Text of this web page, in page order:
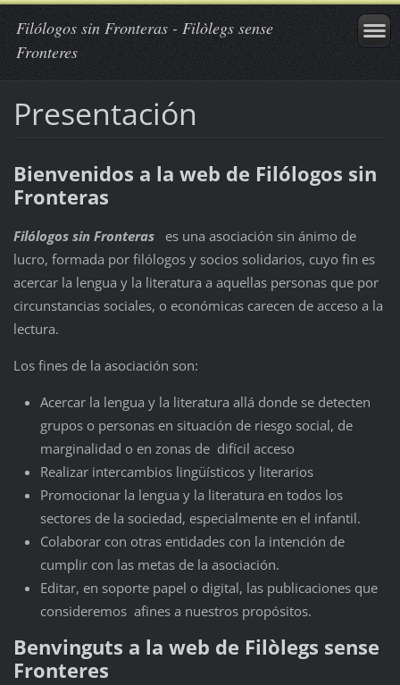
Filólogos sin Fronteras - Filòlegs sense
Fronteres
Presentación
Bienvenidos a la web de Filólogos sin
Fronteras
Filólogos sin Fronterases una asociación sin ánimo de
lucro, formada por filólogos y socios solidarios, cuyo fin es
acercar la lengua y la literatura a aquellas personas que por
circunstancias sociales, o económicas carecen de acceso a la
lectura.
Los fines de la asociación son:
Acercar la lengua y la literatura allá donde se detecten
grupos o personas en situación de riesgo social, de
marginalidad o en zonas de difícil acceso
Realizar intercambios lingüísticos y literarios
Promocionar la lengua y la literatura en todos los
sectores de la sociedad, especialmente en el infantil.
Colaborar con otras entidades con la intención de
cumplir con las metas de la asociación.
Editar, en soporte papel o digital, las publicaciones que
consideremos afines a nuestros propósitos.
Benvinguts a la web de Filòlegs sense
Fronteres